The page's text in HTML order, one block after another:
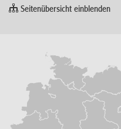
Seitenübersicht einblenden